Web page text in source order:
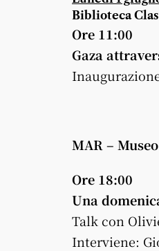
Biblioteca
Ore 11:00
Gaza
MAR –
Ore 18:00
Una
Talk con
Interviene: